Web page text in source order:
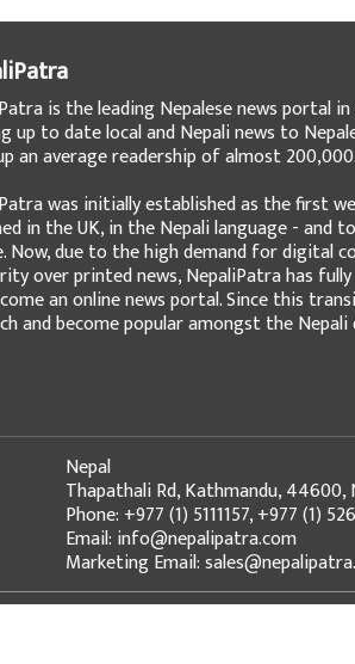
is the leading Nepalese news portal
up to date local and Nepali news to
an average readership of almost 200,000.
was initially established as the first
in the UK, in the Nepali language -
Now, due to the high demand for digital
over printed news, NepaliPatra has
an online news portal. Since this
and become popular amongst the
Nepal
Thapathali Rd, Kathmandu, 44600,
Phone: +977 (1) 5111157, +977 (1)
Email: info@nepalipatra.com
Marketing Email: